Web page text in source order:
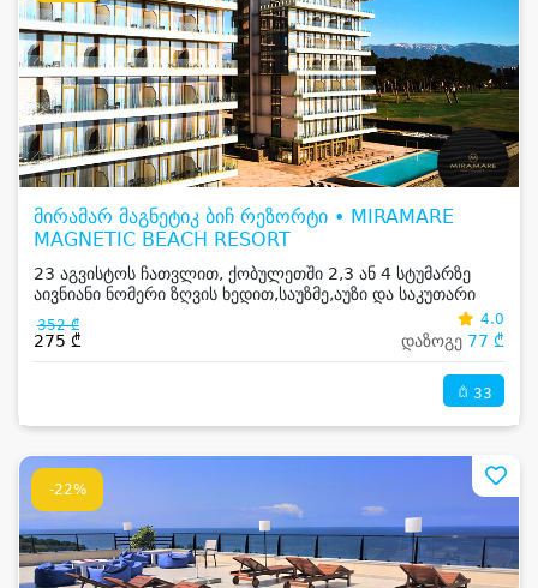
მირამარ მაგნეტიკ ბიჩ რეზორტი • MIRAMARE
MAGNETIC BEACH RESORT
23 აგვისტოს ჩათვლით, ქობულეთში 2,3 ან 4 სტუმარზე
აივნიანი ნომერი ზღვის ხედით,საუზმე,აუზი და საკუთარი
სანაპირო
352 ₾
275 ₾
4.0
დაზოგე 77 ₾
33
-22%